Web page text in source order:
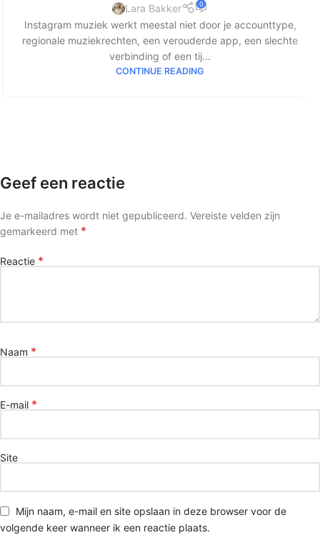
Lara Bakker 0
Instagram muziek werkt meestal niet door je accounttype,
regionale muziekrechten, een verouderde app, een slechte
verbinding of een tij...
CONTINUE READING
Geef een reactie
Je e-mailadres wordt niet gepubliceerd. Vereiste velden zijn
gemarkeerd met *
Reactie *
Naam *
E-mail *
Site
Mijn naam, e-mail en site opslaan in deze browser voor de
volgende keer wanneer ik een reactie plaats.